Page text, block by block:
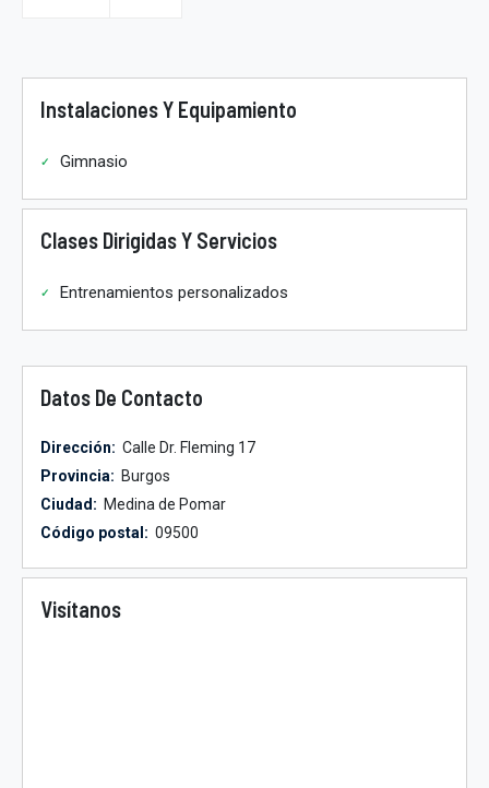
Instalaciones Y Equipamiento
Gimnasio
Clases Dirigidas Y Servicios
Entrenamientos personalizados
Datos De Contacto
Dirección: Calle Dr. Fleming 17
Provincia: Burgos
Ciudad: Medina de Pomar
Código postal: 09500
Visítanos